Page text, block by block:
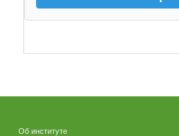
Об институте